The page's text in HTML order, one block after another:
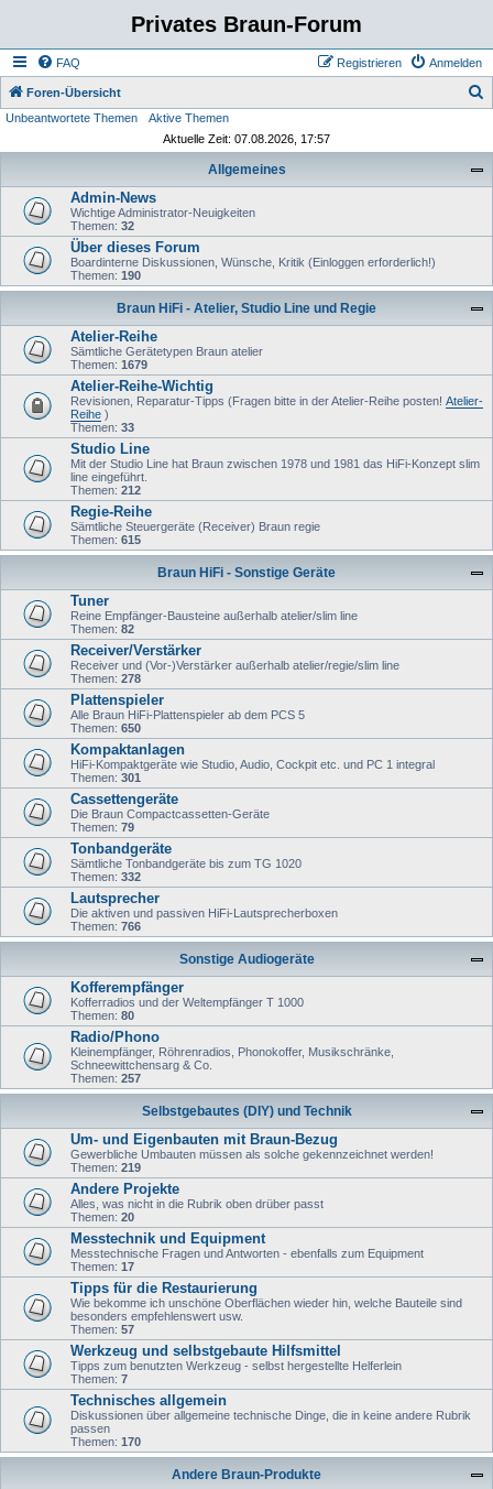
Privates Braun-Forum
FAQ Anmelden
Registrieren
Foren-Übersicht
Unbeantwortete Themen
Aktive Themen
Aktuelle Zeit: 07.08.2026, 17:57
Allgemeines
Admin-News
Wichtige Administrator-Neuigkeiten
Themen: 32
Über dieses Forum
Boardinterne Diskussionen, Wünsche, Kritik (Einloggen erforderlich!)
Themen: 190
Braun HiFi - Atelier, Studio Line und Regie
Atelier-Reihe
Sämtliche Gerätetypen Braun atelier
Themen: 1679
Atelier-Reihe-Wichtig
Revisionen, Reparatur-Tipps (Fragen bitte in der Atelier-Reihe posten! Atelier-
Reihe )
Themen: 33
Studio Line
Mit der Studio Line hat Braun zwischen 1978 und 1981 das HiFi-Konzept slim
line eingeführt.
Themen: 212
Regie-Reihe
Sämtliche Steuergeräte (Receiver) Braun regie
Themen: 615
Braun HiFi - Sonstige Geräte
Tuner
Reine Empfänger-Bausteine außerhalb atelier/slim line
Themen: 82
Receiver/Verstärker
Receiver und (Vor-)Verstärker außerhalb atelier/regie/slim line
Themen: 278
Plattenspieler
Alle Braun HiFi-Plattenspieler ab dem PCS 5
Themen: 650
Kompaktanlagen
HiFi-Kompaktgeräte wie Studio, Audio, Cockpit etc. und PC 1 integral
Themen: 301
Cassettengeräte
Die Braun Compactcassetten-Geräte
Themen: 79
Tonbandgeräte
Sämtliche Tonbandgeräte bis zum TG 1020
Themen: 332
Lautsprecher
Die aktiven und passiven HiFi-Lautsprecherboxen
Themen: 766
Sonstige Audiogeräte
Kofferempfänger
Kofferradios und der Weltempfänger T 1000
Themen: 80
Radio/Phono
Kleinempfänger, Röhrenradios, Phonokoffer, Musikschränke,
Schneewittchensarg & Co.
Themen: 257
Selbstgebautes (DIY) und Technik
Um- und Eigenbauten mit Braun-Bezug
Gewerbliche Umbauten müssen als solche gekennzeichnet werden!
Themen: 219
Andere Projekte
Alles, was nicht in die Rubrik oben drüber passt
Themen: 20
Messtechnik und Equipment
Messtechnische Fragen und Antworten - ebenfalls zum Equipment
Themen: 17
Tipps für die Restaurierung
Wie bekomme ich unschöne Oberflächen wieder hin, welche Bauteile sind
besonders empfehlenswert usw.
Themen: 57
Werkzeug und selbstgebaute Hilfsmittel
Tipps zum benutzten Werkzeug - selbst hergestellte Helferlein
Themen: 7
Technisches allgemein
Diskussionen über allgemeine technische Dinge, die in keine andere Rubrik
passen
Themen: 170
Andere Braun-Produkte